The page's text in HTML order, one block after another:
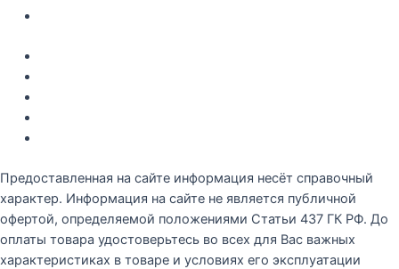
Предоставленная на сайте информация несёт справочный
характер. Информация на сайте не является публичной
офертой, определяемой положениями Статьи 437 ГК РФ. До
оплаты товара удостоверьтесь во всех для Вас важных
характеристиках в товаре и условиях его эксплуатации